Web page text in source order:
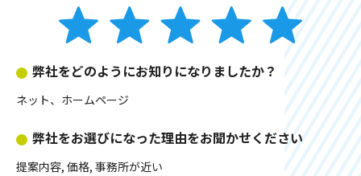
弊社をどのようにお知りになりましたか？
ネット、ホームページ
弊社をお選びになった理由をお聞かせください
提案内容, 価格, 事務所が近い